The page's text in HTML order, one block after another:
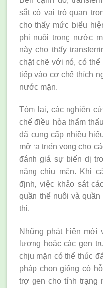
sắt có vai trò quan
cho thấy mức biểu
phi nuôi trong nước
này cho thấy
chặt chẽ với nó, có
tiếp vào cơ chế thích
nước mặn.
Tóm lại, các nghiên
chế điều hòa thẩm
đã cung cấp nhiều
mở ra triển vọng cho
đánh giá sự biến dị
năng chịu mặn. Khi
định, việc khảo sát
quần thể nuôi và
thi.
Những phát hiện mới
lượng hoặc các gen
chịu mặn có thể thúc
pháp chọn giống có
trợ gen cho tính trạng